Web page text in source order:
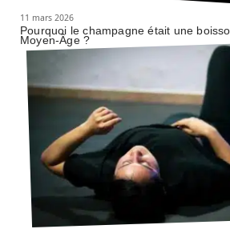
11 mars 2026
Pourquoi le champagne était une
Moyen-Âge ?